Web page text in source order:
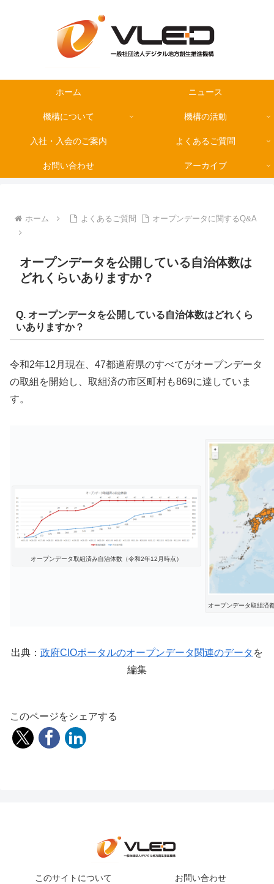
ホーム ニュース
機構について 機構の活動
入社・入会のご案内 よくあるご質問
お問い合わせ アーカイブ
ホーム よくあるご質問 オープンデータに関するQ&A
オープンデータを公開している自治体数は
どれくらいありますか？
Q. オープンデータを公開している自治体数はどれくら
いありますか？
令和2年12月現在、47都道府県のすべてがオープンデータ
の取組を開始し、取組済の市区町村も869に達していま
す。
オープンデータ取組済み自治体数（令和2年12月時点）
オープンデータ取組済
出典： 政府CIOポータルのオープンデータ関連のデータ を
編集
このページをシェアする
このサイトについて
お問い合わせ